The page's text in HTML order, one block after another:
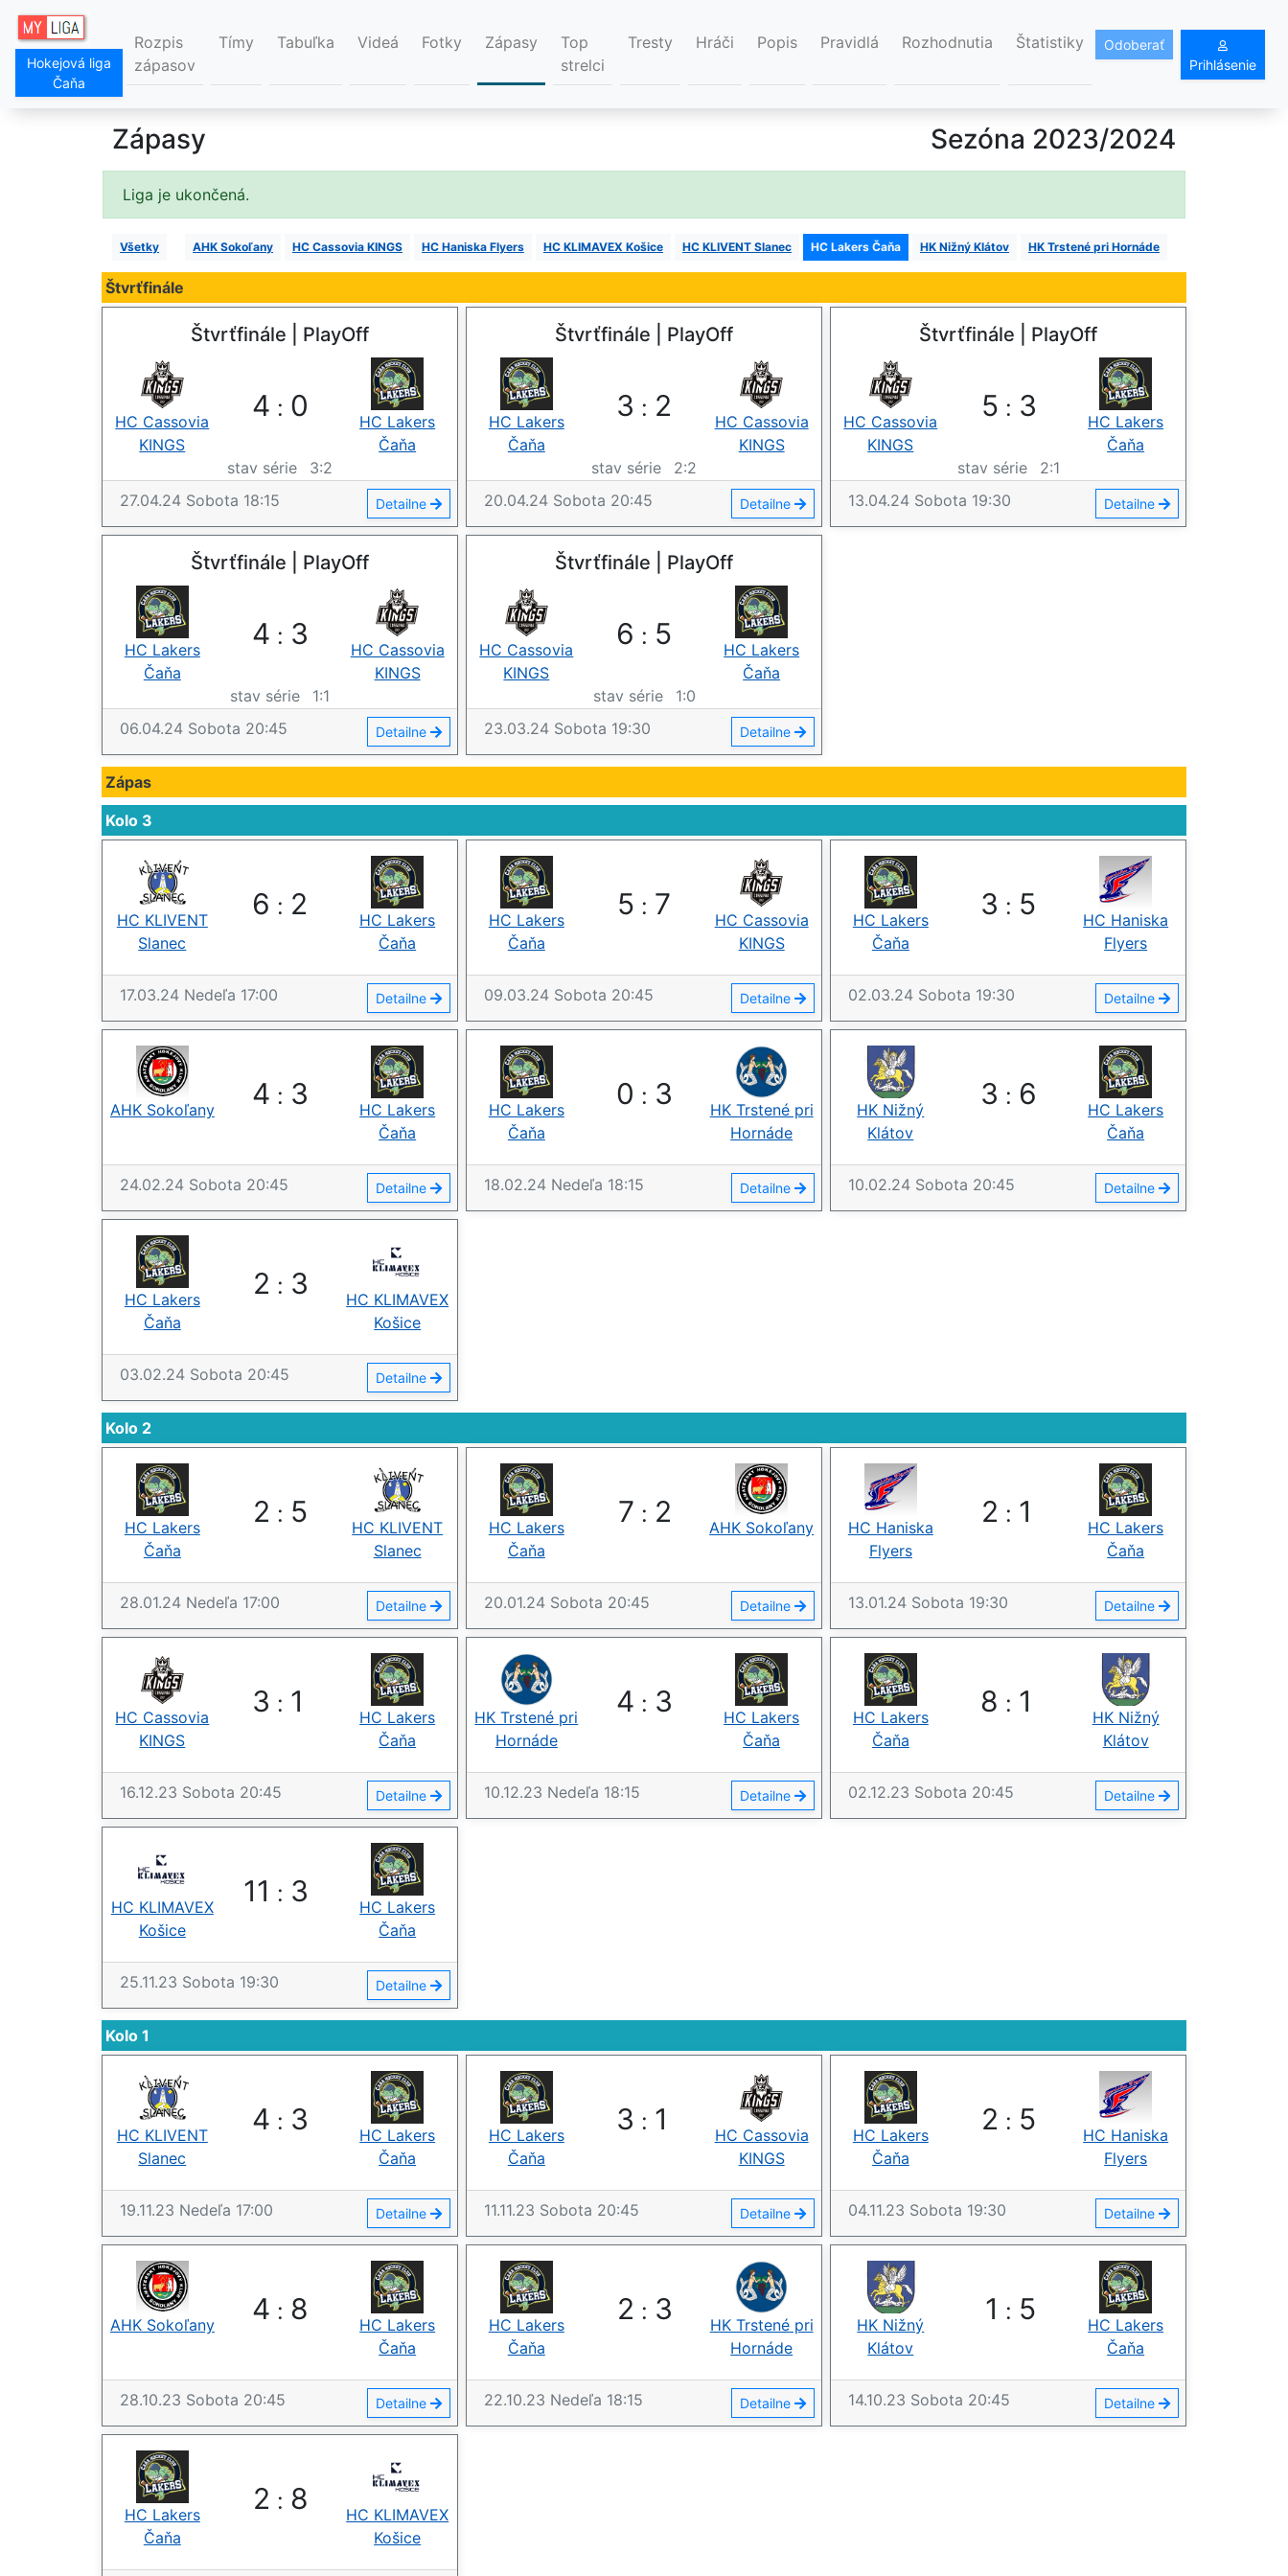
Hokejová liga
Čaňa
Rozpis
zápasov
Tímy Tabuľka Videá Fotky Zápasy
Top
strelci
Tresty Hráči Popis Pravidlá Rozhodnutia Štatistiky
Odoberať
Prihlásenie
Zápasy Sezóna 2023/2024
Liga je ukončená.
Všetky AHK Sokoľany HC Cassovia KINGS HC Haniska Flyers HC KLIMAVEX Košice HC KLIVENT Slanec HC Lakers Čaňa HK Nižný Klátov HK Trstené pri Hornáde
Štvrťfinále
Štvrťfinále | PlayOff
4 : 0
HC Cassovia
KINGS
HC Lakers
Čaňa
stav série
3:2
27.04.24 Sobota 18:15 Detailne
Štvrťfinále | PlayOff
3 : 2
HC Lakers
Čaňa
HC Cassovia
KINGS
stav série
2:2
20.04.24 Sobota 20:45 Detailne
Štvrťfinále | PlayOff
5 : 3
HC Cassovia
KINGS
HC Lakers
Čaňa
stav série
2:1
13.04.24 Sobota 19:30 Detailne
Štvrťfinále | PlayOff
4 : 3
HC Lakers
Čaňa
HC Cassovia
KINGS
stav série
1:1
06.04.24 Sobota 20:45 Detailne
Štvrťfinále | PlayOff
6 : 5
HC Cassovia
KINGS
HC Lakers
Čaňa
stav série
1:0
23.03.24 Sobota 19:30 Detailne
Zápas
Kolo 3
6 : 2
HC KLIVENT
Slanec
HC Lakers
Čaňa
17.03.24 Nedeľa 17:00 Detailne
5 : 7
HC Lakers
Čaňa
HC Cassovia
KINGS
09.03.24 Sobota 20:45 Detailne
3 : 5
HC Lakers
Čaňa
HC Haniska
Flyers
02.03.24 Sobota 19:30 Detailne
4 : 3
AHK Sokoľany
HC Lakers
Čaňa
24.02.24 Sobota 20:45 Detailne
0 : 3
HC Lakers
Čaňa
HK Trstené pri
Hornáde
18.02.24 Nedeľa 18:15 Detailne
3 : 6
HK Nižný
Klátov
HC Lakers
Čaňa
10.02.24 Sobota 20:45 Detailne
2 : 3
HC Lakers
Čaňa
HC KLIMAVEX
Košice
03.02.24 Sobota 20:45 Detailne
Kolo 2
2 : 5
HC Lakers
Čaňa
HC KLIVENT
Slanec
28.01.24 Nedeľa 17:00 Detailne
7 : 2
HC Lakers
Čaňa
AHK Sokoľany
20.01.24 Sobota 20:45 Detailne
2 : 1
HC Haniska
Flyers
HC Lakers
Čaňa
13.01.24 Sobota 19:30 Detailne
3 : 1
HC Cassovia
KINGS
HC Lakers
Čaňa
16.12.23 Sobota 20:45 Detailne
4 : 3
HK Trstené pri
Hornáde
HC Lakers
Čaňa
10.12.23 Nedeľa 18:15 Detailne
8 : 1
HC Lakers
Čaňa
HK Nižný
Klátov
02.12.23 Sobota 20:45 Detailne
11 : 3
HC KLIMAVEX
Košice
HC Lakers
Čaňa
25.11.23 Sobota 19:30 Detailne
Kolo 1
4 : 3
HC KLIVENT
Slanec
HC Lakers
Čaňa
19.11.23 Nedeľa 17:00 Detailne
3 : 1
HC Lakers
Čaňa
HC Cassovia
KINGS
11.11.23 Sobota 20:45 Detailne
2 : 5
HC Lakers
Čaňa
HC Haniska
Flyers
04.11.23 Sobota 19:30 Detailne
4 : 8
AHK Sokoľany
HC Lakers
Čaňa
28.10.23 Sobota 20:45 Detailne
2 : 3
HC Lakers
Čaňa
HK Trstené pri
Hornáde
22.10.23 Nedeľa 18:15 Detailne
1 : 5
HK Nižný
Klátov
HC Lakers
Čaňa
14.10.23 Sobota 20:45 Detailne
2 : 8
HC Lakers
Čaňa
HC KLIMAVEX
Košice